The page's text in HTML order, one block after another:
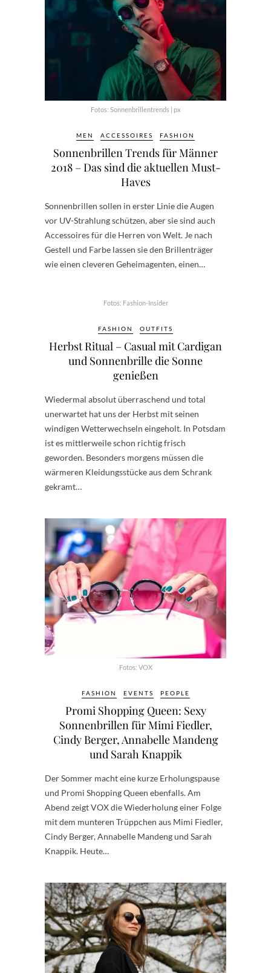
Fotos: Sonnenbrillentrends | px
MEN ACCESSOIRES FASHION
Sonnenbrillen Trends für Männer
2018 – Das sind die aktuellen Must-
Haves
Sonnenbrillen sollen in erster Linie die Augen
vor UV-Strahlung schützen, aber sie sind auch
Accessoires für die Herren von Welt. Je nach
Gestell und Farbe lassen sie den Brillenträger
wie einen cleveren Geheimagenten, einen…
Fotos: Fashion-Insider
FASHION OUTFITS
Herbst Ritual – Casual mit Cardigan
und Sonnenbrille die Sonne
genießen
Wiedermal absolut überraschend und total
unerwartet hat uns der Herbst mit seinen
windigen Wetterwechseln eingeholt. In Potsdam
ist es mittlerweile schon richtig frisch
geworden. Besonders morgens müssen die
wärmeren Kleidungsstücke aus dem Schrank
gekramt…
Fotos: VOX
FASHION EVENTS PEOPLE
Promi Shopping Queen: Sexy
Sonnenbrillen für Mimi Fiedler,
Cindy Berger, Annabelle Mandeng
und Sarah Knappik
Der Sommer macht eine kurze Erholungspause
und Promi Shopping Queen ebenfalls. Am
Abend zeigt VOX die Wiederholung einer Folge
mit dem munteren Trüppchen aus Mimi Fiedler,
Cindy Berger, Annabelle Mandeng und Sarah
Knappik. Heute…